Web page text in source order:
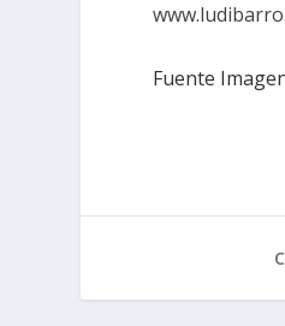
Fuente